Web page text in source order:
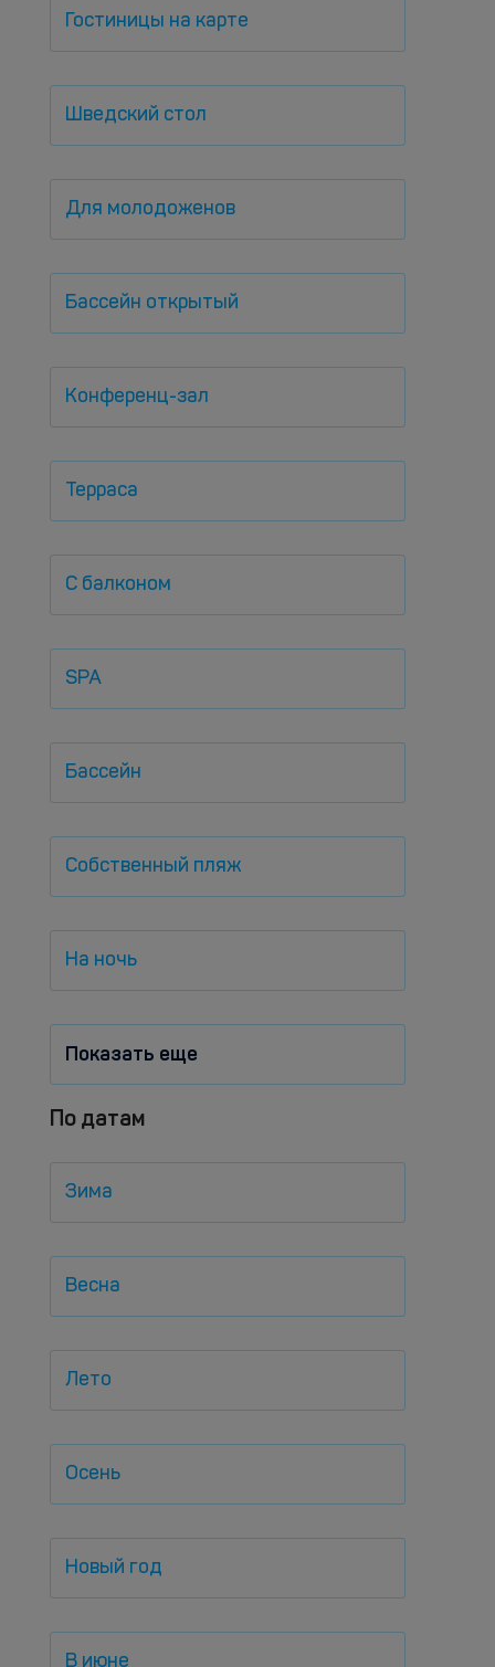
Гостиницы на карте
Шведский стол
Для молодоженов
Бассейн открытый
Конференц-зал
Терраса
С балконом
SPA
Бассейн
Собственный пляж
На ночь
Показать еще
По датам
Зима
Весна
Лето
Осень
Новый год
В июне